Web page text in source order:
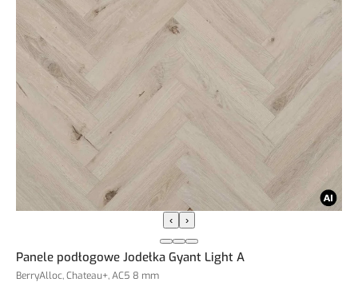
‹ ›
Panele podłogowe Jodełka Gyant Light A
BerryAlloc, Chateau+, AC5 8 mm